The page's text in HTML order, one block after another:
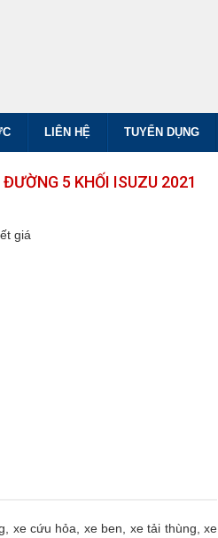
LIÊN HỆ TUYỂN DỤNG
5 KHỐI ISUZU 2021
giá
xe cứu hỏa, xe ben, xe tải thùng, xe